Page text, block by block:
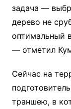
задача —
дерево не
оптимальный
— отметил
Сейчас на
траншею, в